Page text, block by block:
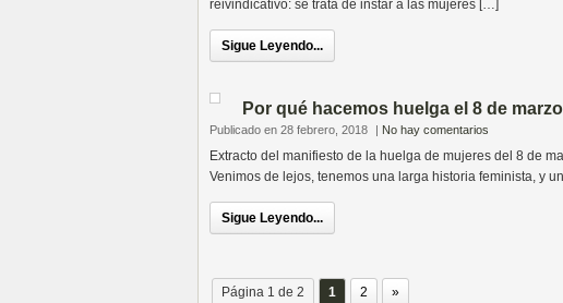
reivindicativo: se trata de instar a las mujeres […]
Sigue Leyendo...
Por qué hacemos huelga el 8 de marzo
Publicado en 28 febrero, 2018 | No hay comentarios
Extracto del manifiesto de la huelga de mujeres del 8 de
Venimos de lejos, tenemos una larga historia feminista, y
Sigue Leyendo...
Página 1 de 2 1 2 »